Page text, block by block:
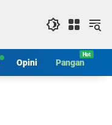
Opini Pangan